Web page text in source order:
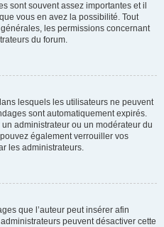
sont souvent assez importantes et il
vous en avez la possibilité. Tout
les permissions concernant
du forum.
lesquels les utilisateurs ne peuvent
sont automatiquement expirés.
administrateur ou un modérateur du
également verrouiller vos
les administrateurs.
que l’auteur peut insérer afin
peuvent désactiver cette